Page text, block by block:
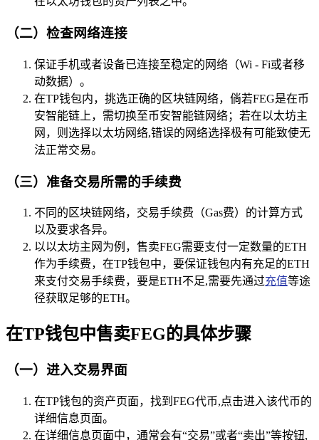
（二）检查网络连接
保证手机或者设备已连接至稳定的网络（Wi - Fi或者移
动数据）。
在TP钱包内，挑选正确的区块链网络，倘若FEG是在币
安智能链上，需切换至币安智能链网络；若在以太坊主
网，则选择以太坊网络,错误的网络选择极有可能致使无
法正常交易。
（三）准备交易所需的手续费
不同的区块链网络，交易手续费（Gas费）的计算方式
以及要求各异。
以以太坊主网为例，售卖FEG需要支付一定数量的ETH
作为手续费，在TP钱包中，要保证钱包内有充足的ETH
来支付交易手续费，要是ETH不足,需要先通过充值等途
径获取足够的ETH。
在TP钱包中售卖FEG的具体步骤
（一）进入交易界面
在TP钱包的资产页面，找到FEG代币,点击进入该代币的
详细信息页面。
在详细信息页面中，通常会有“交易”或者“卖出”等按钮,